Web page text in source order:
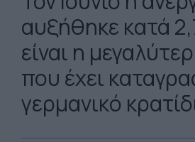
αυξήθηκε κατά
είναι η
που έχει
γερμανικό